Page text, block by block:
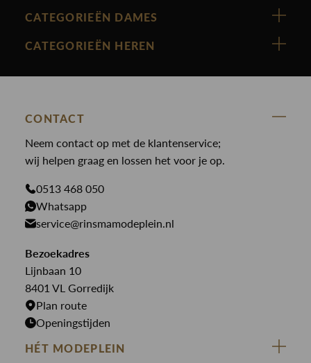
Vanguard
Cast Iron
Paul en Shark
Genti
PME Legend
Butcher of Blue
Bekijk alle merken >
CATEGORIEËN DAMES
Nieuw binnen
Blouses
Broeken
Gilets
Jassen
Jeans
Jumpsuits
Jurken
Rokken
CATEGORIEËN HEREN
Broeken
Colberts
Giftcards
Jassen
Overhemden
Truien
T-shirts
CONTACT
Neem contact op met de klantenservice;
wij helpen graag en lossen het voor je op.
0513 468 050
Whatsapp
service@rinsmamodeplein.nl
Bezoekadres
Lijnbaan 10
8401 VL Gorredijk
Plan route
Openingstijden
HÉT MODEPLEIN